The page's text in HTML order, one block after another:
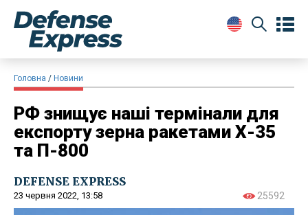
Головна Новини
РФ знищує наші термінали для
експорту зерна ракетами Х-35
та П-800
DEFENSE EXPRESS
23 червня 2022, 13:58 25592